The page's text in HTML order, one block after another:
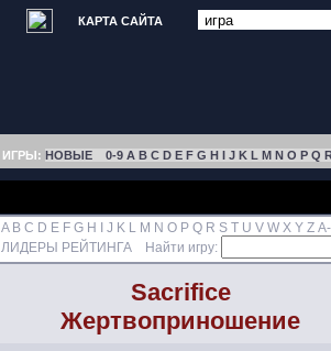
КАРТА САЙТА
ИГРЫ: НОВЫЕ 0-9 A B C D E F G H I J K L M N O P Q
A B C D E F G H J K L M N O P Q R S T U V W X Y Z
ЛИДЕРЫ РЕЙТИНГА Найти игру:
Sacrifice
Жертвоприношение